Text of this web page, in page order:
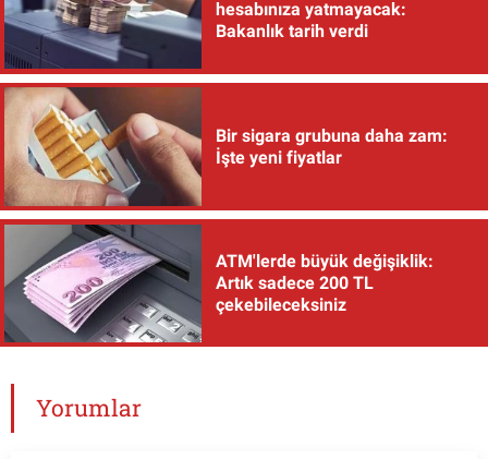
hesabınıza yatmayacak:
Bakanlık tarih verdi
Bir sigara grubuna daha zam:
İşte yeni fiyatlar
ATM'lerde büyük değişiklik:
Artık sadece 200 TL
çekebileceksiniz
Yorumlar